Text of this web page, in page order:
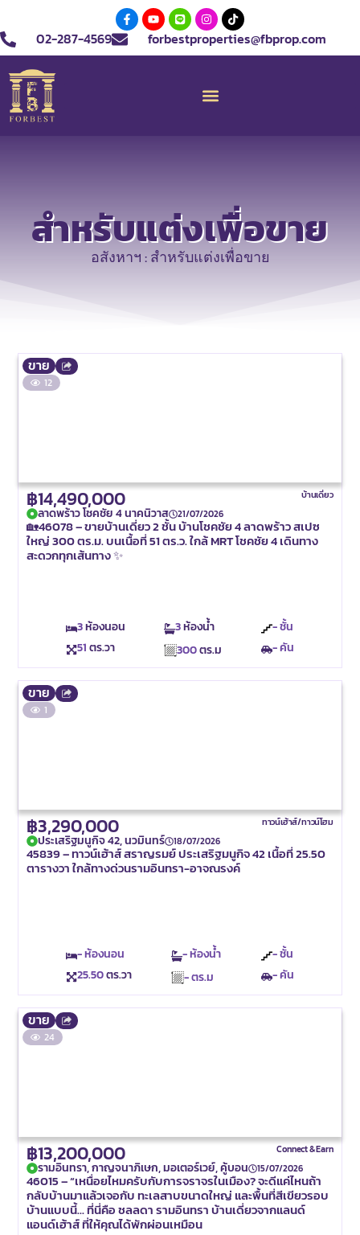
02-287-4569 forbestproperties@fbprop.com
สำหรับแต่งเพื่อขาย
อสังหาฯ : สำหรับแต่งเพื่อขาย
ขาย
12
฿14,490,000 บ้านเดี่ยว
ลาดพร้าว โชคชัย 4 นาคนิวาส 21/07/2026
🏡46078 – ขายบ้านเดี่ยว 2 ชั้น บ้านโชคชัย 4 ลาดพร้าว สเปซ
ใหญ่ 300 ตร.ม. บนเนื้อที่ 51 ตร.ว. ใกล้ MRT โชคชัย 4 เดินทาง
สะดวกทุกเส้นทาง ✨
3ห้องนอน 3ห้องน้ำ
- ชั้น
51ตร.วา 300ตร.ม - คัน
ขาย
1
฿3,290,000 ทาวน์เฮ้าส์/ทาวน์โฮม
ประเสริฐมนูกิจ 42, นวมินทร์ 18/07/2026
45839 – ทาวน์เฮ้าส์ สราญรมย์ ประเสริฐมนูกิจ 42 เนื้อที่ 25.50
ตารางวา ใกล้ทางด่วนรามอินทรา-อาจณรงค์
- ห้องนอน - ห้องน้ำ
- ชั้น
25.50ตร.วา - ตร.ม - คัน
ขาย
24
฿13,200,000 Connect & Earn
รามอินทรา, กาญจนาภิเษก, มอเตอร์เวย์, คู้บอน 15/07/2026
46015 – “เหนื่อยไหมครับกับการจราจรในเมือง? จะดีแค่ไหนถ้า
กลับบ้านมาแล้วเจอกับ ทะเลสาบขนาดใหญ่ และพื้นที่สีเขียวรอบ
บ้านแบบนี้… ที่นี่คือ ชลลดา รามอินทรา บ้านเดี่ยวจากแลนด์
แอนด์เฮ้าส์ ที่ให้คุณได้พักผ่อนเหมือน